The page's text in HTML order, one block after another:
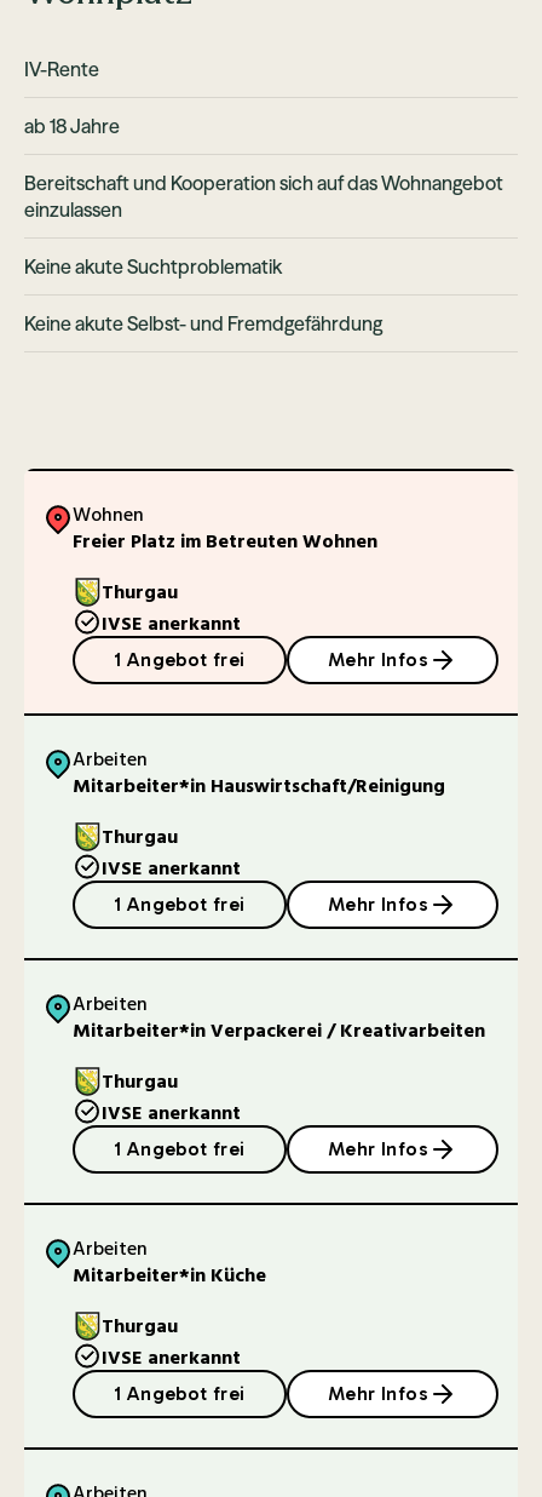
IV-Rente
ab 18 Jahre
Bereitschaft und Kooperation sich auf das Wohnangebot
einzulassen
Keine akute Suchtproblematik
Keine akute Selbst- und Fremdgefährdung